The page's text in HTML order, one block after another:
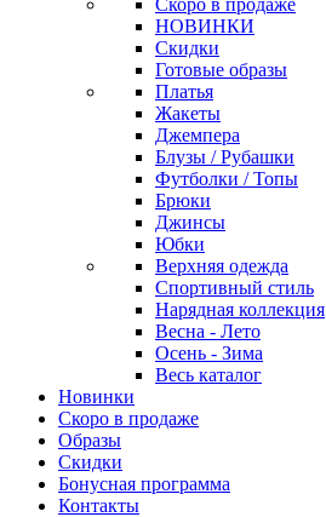
Скоро в продаже
НОВИНКИ
Скидки
Готовые образы
Платья
Жакеты
Джемпера
Блузы / Рубашки
Футболки / Топы
Брюки
Джинсы
Юбки
Верхняя одежда
Спортивный стиль
Нарядная коллекция
Весна - Лето
Осень - Зима
Весь каталог
Новинки
Скоро в продаже
Образы
Скидки
Бонусная программа
Контакты